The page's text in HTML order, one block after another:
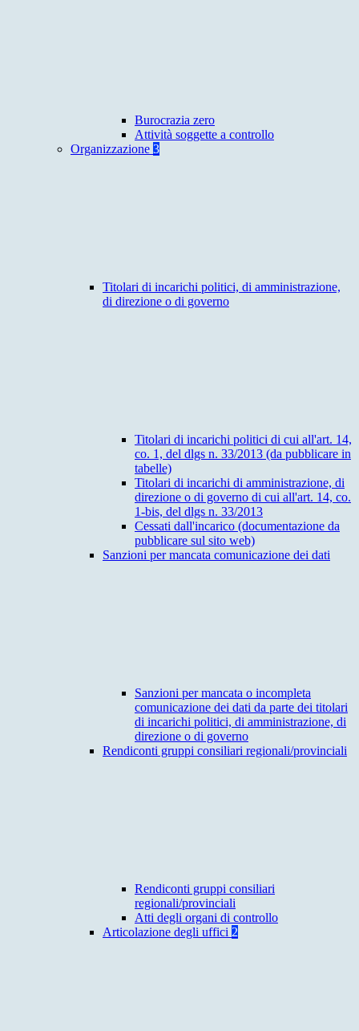
Burocrazia zero
Attività soggette a controllo
Organizzazione 3
Titolari di incarichi politici, di amministrazione,
di direzione o di governo
Titolari di incarichi politici di cui all'art. 14,
co. 1, del dlgs n. 33/2013 (da pubblicare in
tabelle)
Titolari di incarichi di amministrazione, di
direzione o di governo di cui all'art. 14, co.
1-bis, del dlgs n. 33/2013
Cessati dall'incarico (documentazione da
pubblicare sul sito web)
Sanzioni per mancata comunicazione dei dati
Sanzioni per mancata o incompleta
comunicazione dei dati da parte dei titolari
di incarichi politici, di amministrazione, di
direzione o di governo
Rendiconti gruppi consiliari regionali/provinciali
Rendiconti gruppi consiliari
regionali/provinciali
Atti degli organi di controllo
Articolazione degli uffici 2